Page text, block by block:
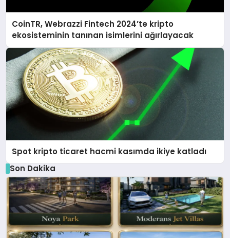
CoinTR, Webrazzi Fintech 2024’te kripto
ekosisteminin tanınan isimlerini ağırlayacak
Spot kripto ticaret hacmi kasımda ikiye katladı
Son Dakika